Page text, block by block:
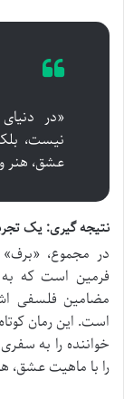
«در
نیست،
عشق، هنر
نتیجه گیری: یک
در مجموع،
فرمین است که
مضامین فلسفی
است. این رمان
خواننده را به
را با ماهیت عشق،